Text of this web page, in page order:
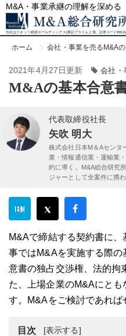
M&A・事業承継の理解を深める
当社はクオンツ総研ホールディングス(東証プライム上場、証券コード9552)
ホーム 会社・事業を売る M&A
2021年4月27日更新 会社・
M&Aの基本合意
代表取締役社長
矢吹 明大
株式会社日本M＆Aセンタ
業・情報通信業・運輸業
約に導く。M&A総合研究
ジャーとして全案件に携わ
M&Aで締結する契約書に
事ではM&Aを実施する際
意書の独占交渉権、法的拘
た、上場企業のM&Aにと
す。M&Aをご検討であれば
目次